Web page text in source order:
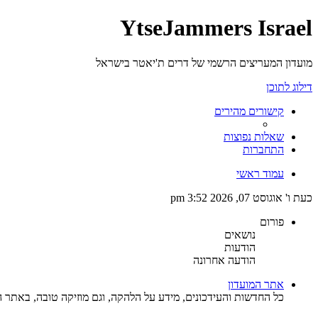
YtseJammers Israel
מועדון המעריצים הרשמי של דרים ת'יאטר בישראל
דילוג לתוכן
קישורים מהירים
שאלות נפוצות
התחברות
עמוד ראשי
כעת ו' אוגוסט 07, 2026 3:52 pm
פורום
נושאים
הודעות
הודעה אחרונה
אתר המועדון
כל החדשות והעידכונים, מידע על הלהקה, וגם מוזיקה טובה, באתר